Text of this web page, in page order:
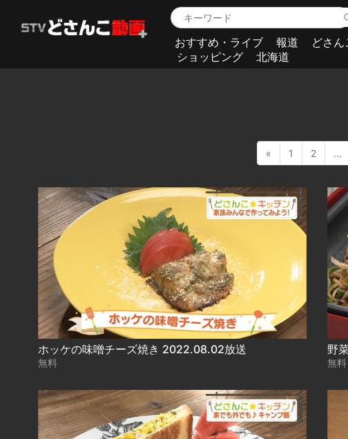
おすすめ・ライブ 報道 どさん
ショッピング
北海道
« 1 2 ...
ホッケの味噌チーズ焼き 2022.08.02放送
無料
野
無料